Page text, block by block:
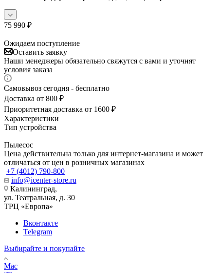
75 990 ₽
Ожидаем поступление
Оставить заявку
Наши менеджеры обязательно свяжутся с вами и уточнят
условия заказа
Самовывоз сегодня - бесплатно
Доставка от 800 ₽
Приоритетная доставка от 1600 ₽
Характеристики
Тип устройства
—
Пылесос
Цена действительна только для интернет-магазина и может
отличаться от цен в розничных магазинах
+7 (4012) 790-800
info@icenter-store.ru
Калининград,
ул. Театральная, д. 30
ТРЦ «Европа»
Вконтакте
Telegram
Выбирайте и покупайте
Mac